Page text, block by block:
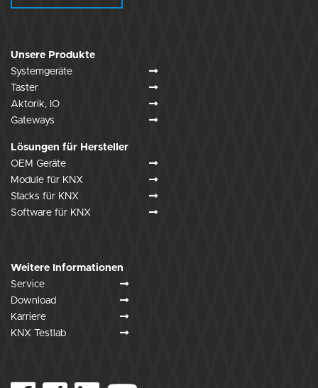
Unsere Produkte
Systemgeräte
Taster
Aktorik, IO
Gateways
Lösungen für Hersteller
OEM Geräte
Module für KNX
Stacks für KNX
Software für KNX
Weitere Informationen
Service
Download
Karriere
KNX Testlab